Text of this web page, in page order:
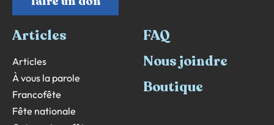
Articles
Articles
À vous la parole
Francofête
Fête nationale
FAQ
Nous joindre
Boutique